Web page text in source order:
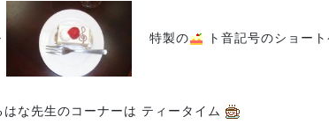
特製の ト音記号のショー
はな先生のコーナーは ティータイム